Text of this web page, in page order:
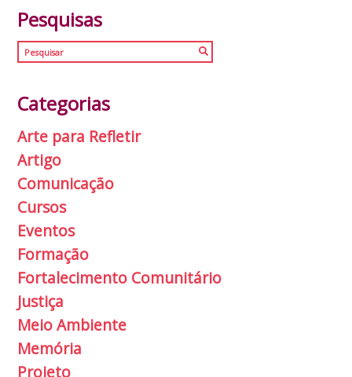
Pesquisas
Categorias
Arte para Refletir
Artigo
Comunicação
Cursos
Eventos
Formação
Fortalecimento Comunitário
Justiça
Meio Ambiente
Memória
Projeto